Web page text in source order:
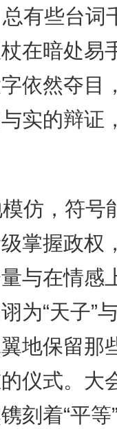
有些台词
在暗处易
依然夺目
实的辩证
仿，符号
掌握政权
与在情感
为“天子”
地保留那
仪式。大
刻着“平